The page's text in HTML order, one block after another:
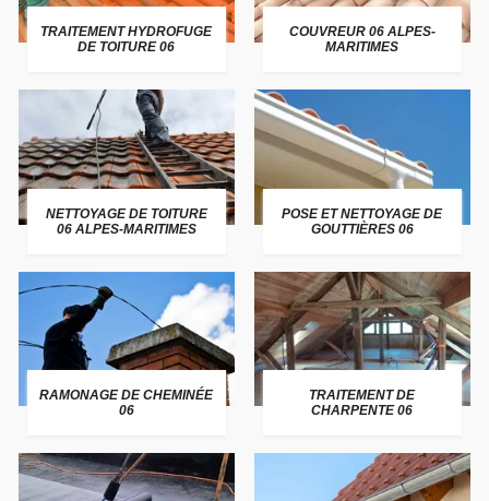
TRAITEMENT HYDROFUGE
DE TOITURE 06
COUVREUR 06 ALPES-
MARITIMES
NETTOYAGE DE TOITURE
06 ALPES-MARITIMES
POSE ET NETTOYAGE DE
GOUTTIÈRES 06
RAMONAGE DE CHEMINÉE
06
TRAITEMENT DE
CHARPENTE 06